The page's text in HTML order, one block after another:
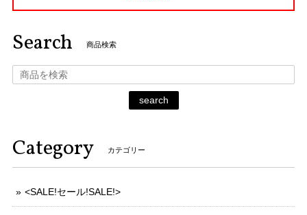
Search 商品検索
search
Category カテゴリー
<SALE!セール!SALE!>